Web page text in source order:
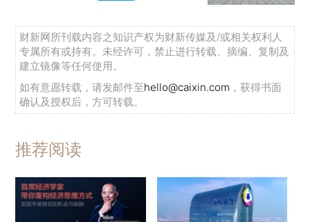
财新网所刊载内容之知识产权为财新传媒及/或相关权利人
专属所有或持有。未经许可，禁止进行转载、摘编、复制及
建立镜像等任何使用。
如有意愿转载，请发邮件至hello@caixin.com ，获得书面
确认及授权后，方可转载。
推荐阅读